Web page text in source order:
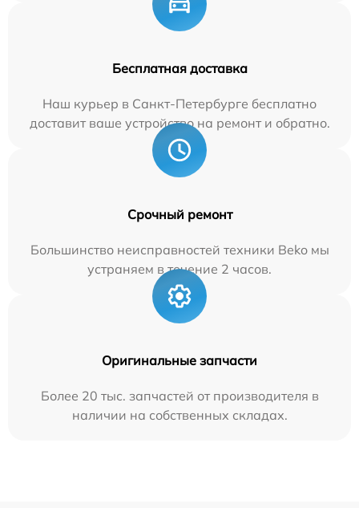
Бесплатная доставка
Наш курьер в Санкт-Петербурге бесплатно
доставит ваше устройство на ремонт и обратно.
Срочный ремонт
Большинство неисправностей техники Beko мы
устраняем в течение 2 часов.
Оригинальные запчасти
Более 20 тыс. запчастей от производителя в
наличии на собственных складах.